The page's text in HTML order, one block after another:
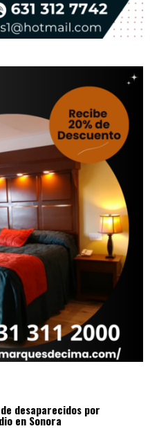
desaparecidos por
en Sonora